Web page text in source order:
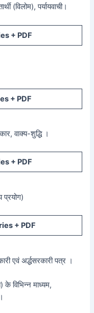
(विलोम), पर्यायवाची।
+ PDF
+ PDF
वाक्य-शुद्धि ।
+ PDF
प्रयोग)
+ PDF
एवं अर्द्धसरकारी पत्र ।
के विभिन्न माध्यम,